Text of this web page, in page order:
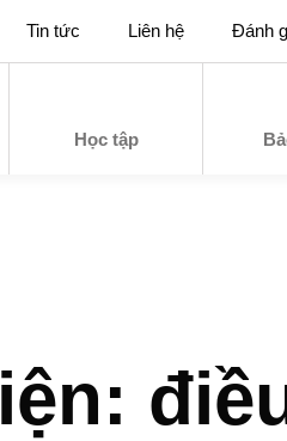
Tin tức Liên hệ Đánh
Học tập